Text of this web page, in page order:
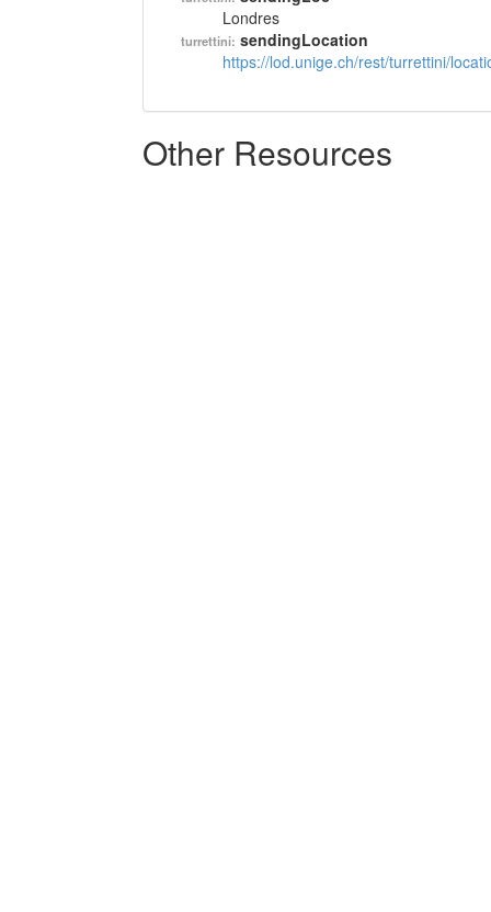
Londres
turrettini: sendingLocation
https://lod.unige.ch/rest/turrettini/
Other Resources